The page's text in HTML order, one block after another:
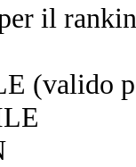
il
(valido